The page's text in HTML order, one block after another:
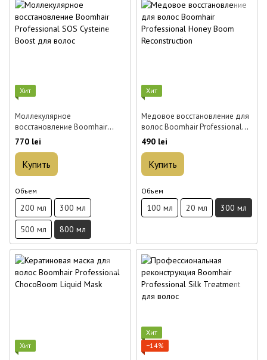
Хит
Моллекулярное
восстановление Boomhair
Professional SOS Cysteine Boost
770 lei
Купить
Объем
200 мл
300 мл
500 мл
800 мл
Хит
Медовое восстановление для
волос Boomhair Professional
Honey Boom Reconstruction 300
490 lei
Купить
Объем
100 мл 20 мл 300 мл
Хит
Хит
−14%